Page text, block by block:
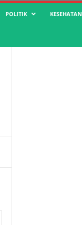
POLITIK KESEHATAN